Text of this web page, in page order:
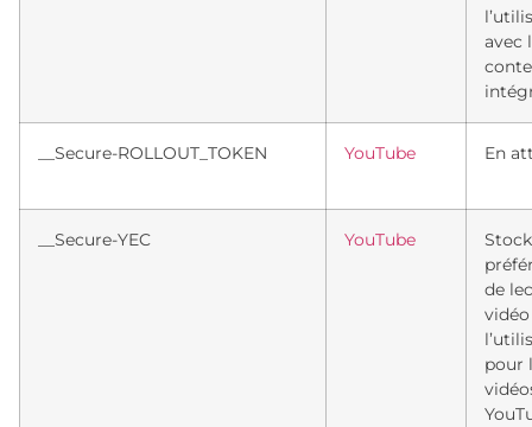
avec
__Secure-ROLLOUT_TOKEN YouTube En
__Secure-YEC YouTube
de
pour